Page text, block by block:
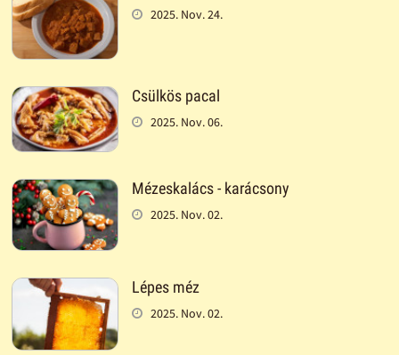
2025. Nov. 24.
Csülkös pacal
2025. Nov. 06.
Mézeskalács - karácsony
2025. Nov. 02.
Lépes méz
2025. Nov. 02.